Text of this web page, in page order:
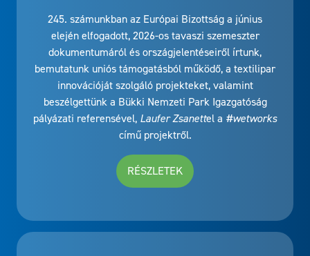
245. számunkban az Európai Bizottság a június
elején elfogadott, 2026-os tavaszi szemeszter
dokumentumáról és országjelentéseiről írtunk,
bemutatunk uniós támogatásból működő, a textilipar
innovációját szolgáló projekteket, valamint
beszélgettünk a Bükki Nemzeti Park Igazgatóság
pályázati referensével, Laufer Zsanettel a #wetworks
című projektről.
RÉSZLETEK